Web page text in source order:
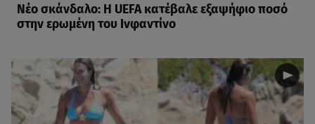
Νέο σκάνδαλο: Η UEFA κατέβαλε εξαψήφιο ποσό
στην ερωμένη του Ινφαντίνο